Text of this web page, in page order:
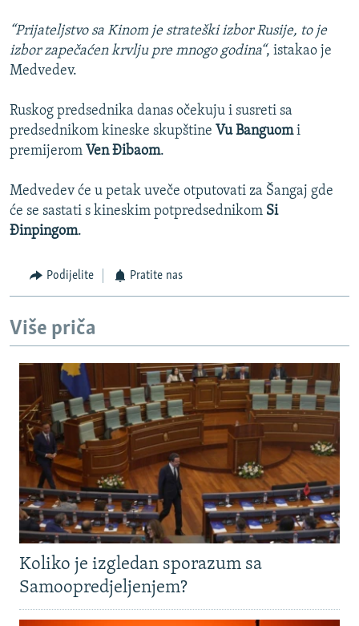
“Prijateljstvo sa Kinom je strateški izbor Rusije, to je
izbor zapečaćen krvlju pre mnogo godina“, istakao je
Medvedev.
Ruskog predsednika danas očekuju i susreti sa
predsednikom kineske skupštine Vu Banguomi
premijerom Ven Đibaom.
Medvedev će u petak uveče otputovati za Šangaj gde
će se sastati s kineskim potpredsednikom Si
Đinpingom.
Podijelite Pratite nas
Više priča
Koliko je izgledan sporazum sa
Samoopredjeljenjem?